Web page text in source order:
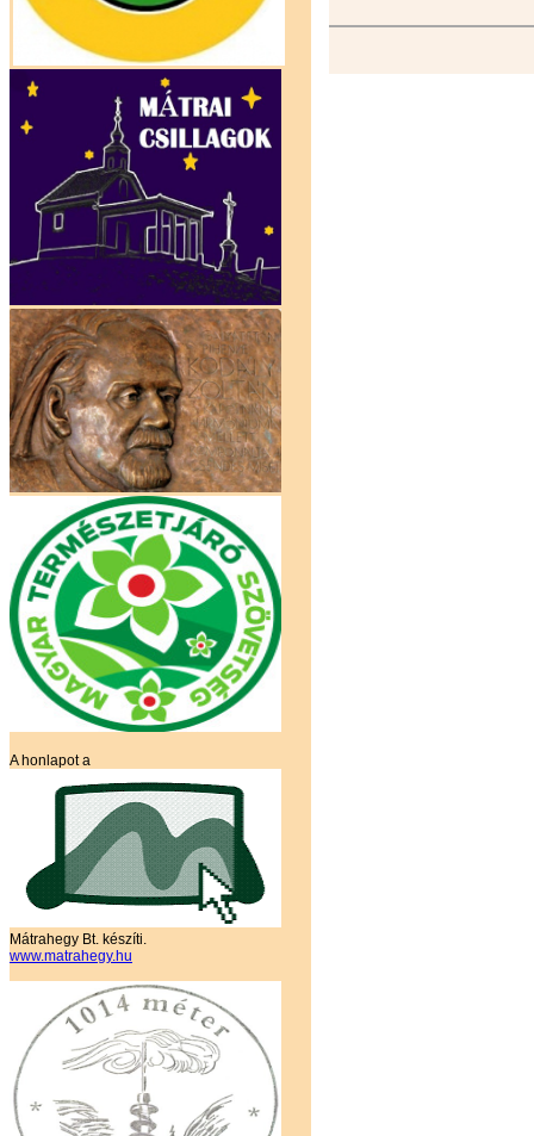
A honlapot a
Mátrahegy Bt. készíti.
www.matrahegy.hu